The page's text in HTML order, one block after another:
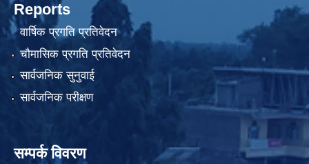
Reports
वार्षिक प्रगति प्रतिवेदन
चौमासिक प्रगति प्रतिवेदन
सार्वजनिक सुनुवाई
सार्वजनिक परीक्षण
सम्पर्क विवरण